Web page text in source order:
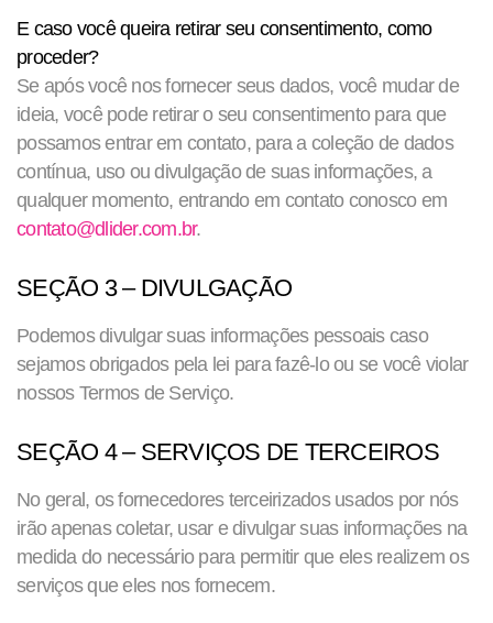
E caso você queira retirar seu consentimento, como
proceder?
Se após você nos fornecer seus dados, você mudar de
ideia, você pode retirar o seu consentimento para que
possamos entrar em contato, para a coleção de dados
contínua, uso ou divulgação de suas informações, a
qualquer momento, entrando em contato conosco em
contato@dlider.com.br.
SEÇÃO 3 – DIVULGAÇÃO
Podemos divulgar suas informações pessoais caso
sejamos obrigados pela lei para fazê-lo ou se você violar
nossos Termos de Serviço.
SEÇÃO 4 – SERVIÇOS DE TERCEIROS
No geral, os fornecedores terceirizados usados por nós
irão apenas coletar, usar e divulgar suas informações na
medida do necessário para permitir que eles realizem os
serviços que eles nos fornecem.